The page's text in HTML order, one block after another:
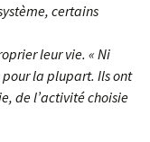
certains
leur vie. « Ni
la plupart. Ils ont
de l’activité choisie